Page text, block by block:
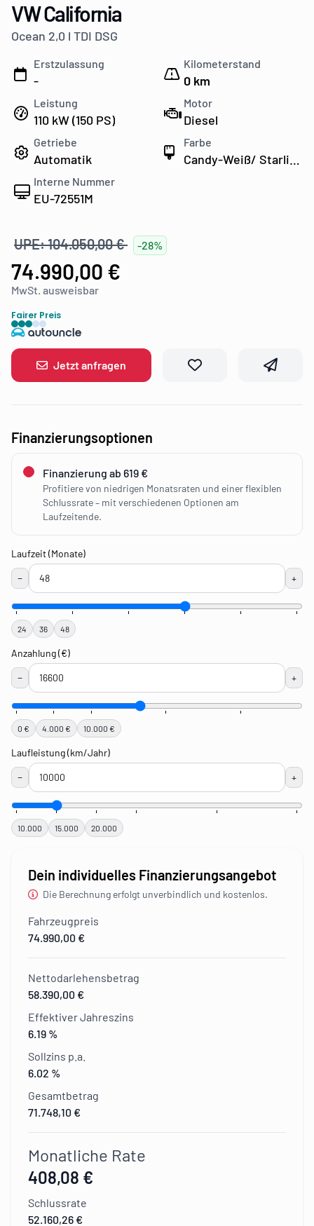
VW California
Ocean 2,0 l TDI DSG
Erstzulassung
-
Kilometerstand
0 km
Leistung
110 kW (150 PS)
Motor
Diesel
Getriebe
Automatik
Farbe
Candy-Weiß/ Starlight Blue Metallic
Interne Nummer
EU-72551M
UPE: 104.050,00 € -28%
74.990,00 €
MwSt. ausweisbar
Fairer Preis
Jetzt anfragen
Finanzierungsoptionen
Finanzierung ab 619 €
Profitiere von niedrigen Monatsraten und einer flexiblen
Schlussrate – mit verschiedenen Optionen am
Laufzeitende.
Laufzeit (Monate)
− +
24 36 48
Anzahlung (€)
− +
0 € 4.000 € 10.000 €
Laufleistung (km/Jahr)
− +
10.000 15.000 20.000
Dein individuelles Finanzierungsangebot
Die Berechnung erfolgt unverbindlich und kostenlos.
Fahrzeugpreis
74.990,00 €
Nettodarlehensbetrag
58.390,00 €
Effektiver Jahreszins
6.19 %
Sollzins p.a.
6.02 %
Gesamtbetrag
71.748,10 €
Monatliche Rate
408,08 €
Schlussrate
52.160,26 €